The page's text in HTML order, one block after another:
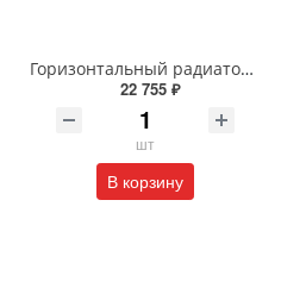
Горизонтальный радиатор с боковым подключением напольный Arbiola Gorizont Liner HZ 91545 125 х 28 см черный
22 755 ₽
шт
В корзину